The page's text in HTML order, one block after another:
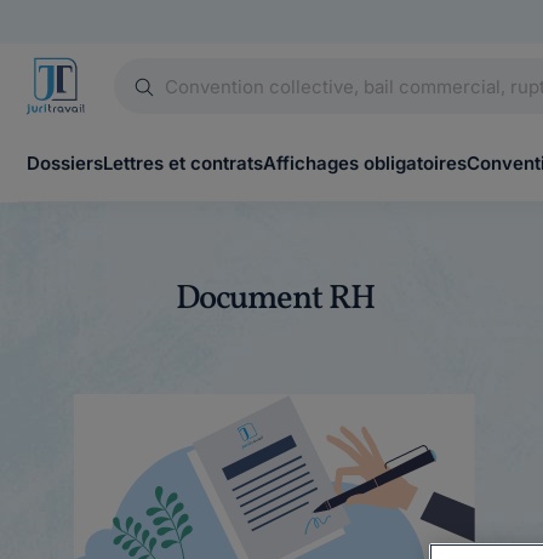
DossiersLettres et contratsAffichages obligatoires
Document RH